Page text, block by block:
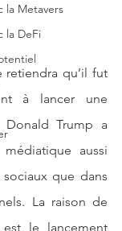
la Metavers
la DeFi
retiendra qu’il fut
à lancer une
Donald Trump a
aussi
que dans
La raison de
est le lancement